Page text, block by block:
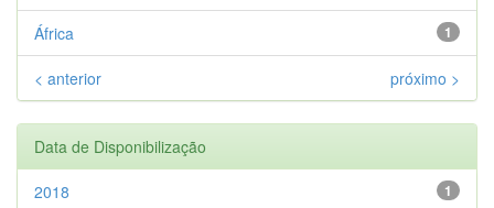
1
África
< anterior próximo >
Data de Disponibilização
1
2018